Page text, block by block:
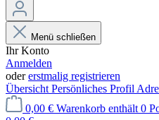
Menü schließen
Ihr Konto
Anmelden
odererstmalig registrieren
Übersicht Persönliches Profil
0,00 € Warenkorb enthält 0